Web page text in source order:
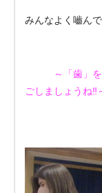
みんなよく嚙ん
～「歯」を
ごしましょうね‼